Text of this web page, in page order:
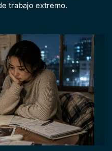
trabajo extremo.